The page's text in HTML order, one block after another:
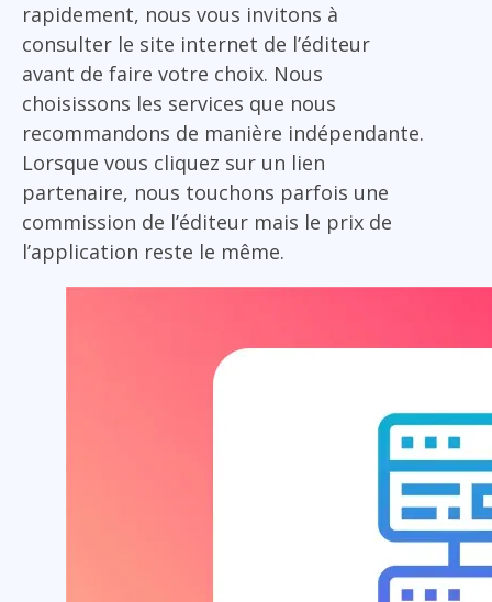
rapidement, nous vous invitons à
consulter le site internet de l’éditeur
avant de faire votre choix. Nous
choisissons les services que nous
recommandons de manière indépendante.
Lorsque vous cliquez sur un lien
partenaire, nous touchons parfois une
commission de l’éditeur mais le prix de
l’application reste le même.